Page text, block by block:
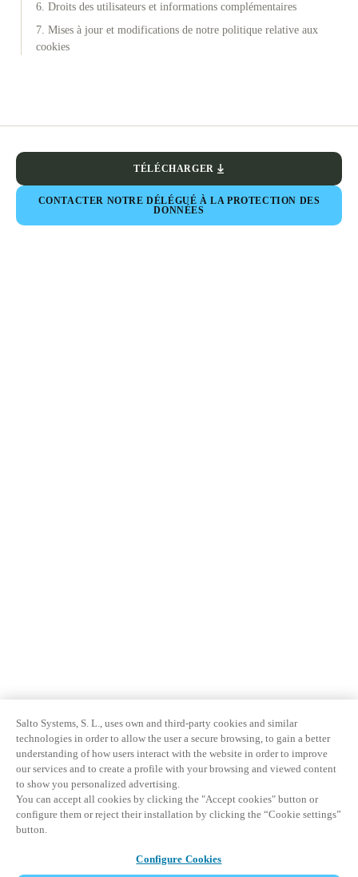
6. Droits des utilisateurs et informations complémentaires
7. Mises à jour et modifications de notre politique relative aux
cookies
TÉLÉCHARGER
CONTACTER NOTRE DÉLÉGUÉ À LA PROTECTION DES
DONNÉES
Salto Systems, S. L., uses own and third-party cookies and similar
technologies in order to allow the user a secure browsing, to gain a better
understanding of how users interact with the website in order to improve
our services and to create a profile with your browsing and viewed content
to show you personalized advertising.
You can accept all cookies by clicking the "Accept cookies" button or
configure them or reject their installation by clicking the “Cookie settings”
button.
Configure Cookies